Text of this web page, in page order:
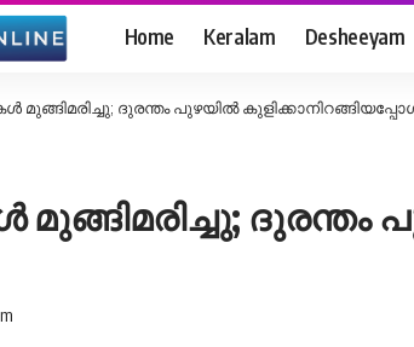
Home Keralam Desheeyam
മുങ്ങിമരിച്ചു; ദുരന്തം പുഴയിൽ
മുങ്ങിമരിച്ചു;